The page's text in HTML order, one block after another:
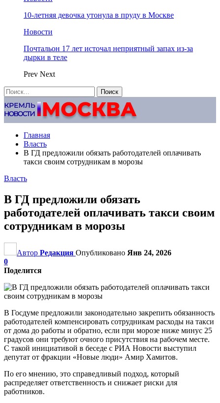
10-летняя девочка утонула в пруду в Москве
Новости
Почтальон 17 лет источал неприятный запах из-за
дырки в теле
Prev Next
Главная
Власть
В ГД предложили обязать работодателей оплачивать
такси своим сотрудникам в морозы
Власть
В ГД предложили обязать
работодателей оплачивать такси своим
сотрудникам в морозы
Автор Редакция Опубликовано Янв 24, 2026
0
Поделится
В Госдуме предложили законодательно закрепить обязанность
работодателей компенсировать сотрудникам расходы на такси
от дома до работы и обратно, если при морозе ниже минус 25
градусов они требуют очного присутствия на рабочем месте.
С такой инициативой в беседе с РИА Новости выступил
депутат от фракции «Новые люди» Амир Хамитов.
По его мнению, это справедливый подход, который
распределяет ответственность и снижает риски для
работников.